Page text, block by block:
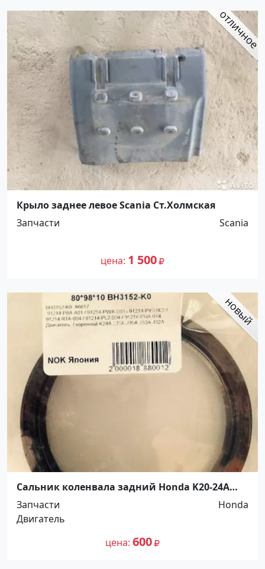
Крыло заднее левое Scania Ст.Холмская
Запчасти
Scania
цена 1 500
Сальник коленвала задний Honda K20-24A
Краснодар
Запчасти
Honda
Двигатель
цена 600